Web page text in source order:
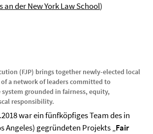
der New York Law School)
(FJP) brings together newly-elected local
a network of leaders committed to
grounded in fairness, equity,
responsibility.
war ein fünfköpfiges Team des in
Angeles) gegründeten Projekts „Fair